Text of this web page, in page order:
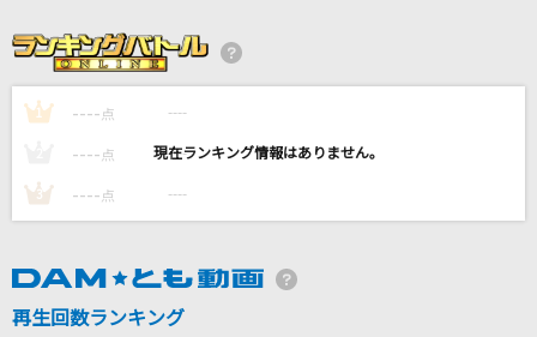
浦島太郎(桐谷健太)
syudou
1 ---- 点 ----
---- 点 ----
3 ---- 点 ----
再生回数ランキング